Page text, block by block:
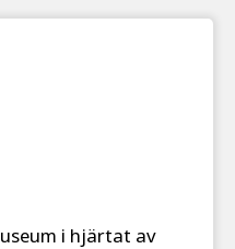
i hjärtat av